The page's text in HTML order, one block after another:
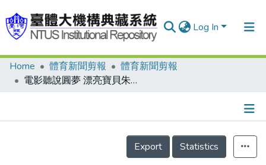
Log In
Communities & Collections
Home 體育新聞剪報
體育新聞剪報
電影聽說圓夢 漂亮寶貝朱宣潔射擊進8強 渴望成為游泳國手 陰錯陽差加入射擊隊 參加電影演出彌補心中遺憾/聽奧游泳奪牌 寄望曾紓寧/抽筋痙攣不棄權 大陸選手楊曾寶 輸了比賽贏得掌聲/國際聽障體育運動總會主席艾蒙斯力挺 隨時更新 官網查賽程不漏失
Details
Export
Statistics